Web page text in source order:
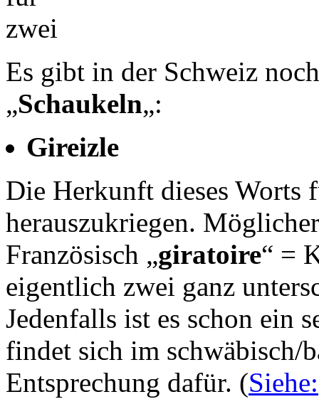
Es gibt in der Schweiz
„Schaukeln„:
Gireizle
Die Herkunft dieses Worts
herauszukriegen.
Französisch „giratoire“ =
eigentlich zwei ganz
Jedenfalls ist es schon ein
findet sich im schwäbisch/
Entsprechung dafür. (Siehe: